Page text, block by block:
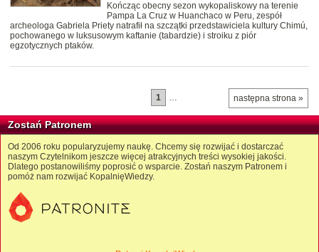
Kończąc obecny sezon wykopaliskowy na terenie
Pampa La Cruz w Huanchaco w Peru, zespół
archeologa Gabriela Priety natrafił na szczątki przedstawiciela kultury Chimú,
pochowanego w luksusowym kaftanie (tabardzie) i stroiku z piór
egzotycznych ptaków.
następna strona »
1 …
Zostań Patronem
Od 2006 roku popularyzujemy naukę. Chcemy się rozwijać i dostarczać
naszym Czytelnikom jeszcze więcej atrakcyjnych treści wysokiej jakości.
Dlatego postanowiliśmy poprosić o wsparcie. Zostań naszym Patronem i
pomóż nam rozwijać KopalnięWiedzy.